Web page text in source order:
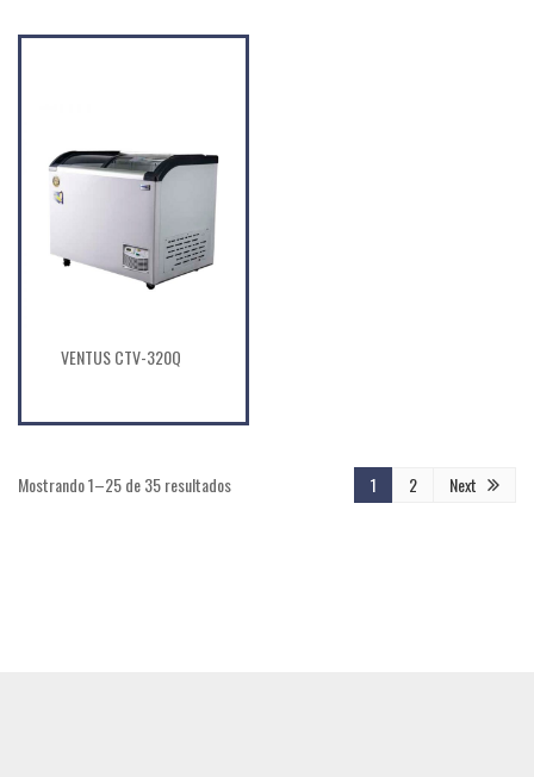
VENTUS CTV-320Q
Mostrando 1–25 de 35 resultados 1 2 Next